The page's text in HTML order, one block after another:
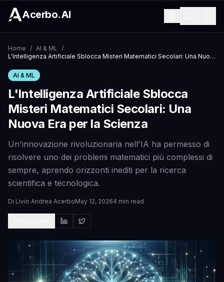
Acerbo.AI
Home / AI & ML /
L'Intelligenza Artificiale Sblocca Misteri Matematici Secolari: Una Nuova Era per la Scienza
AI & ML
L'Intelligenza Artificiale Sblocca
Misteri Matematici Secolari: Una
Nuova Era per la Scienza
Un'innovazione rivoluzionaria nell'IA ha permesso di
risolvere uno dei problemi matematici più complessi di
sempre, aprendo orizzonti inediti per la ricerca
scientifica e tecnologica.
Di Livio Andrea AcerboMay 12, 20264 min read